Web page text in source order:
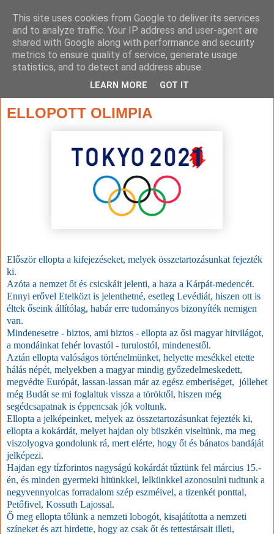
ELLOPOTT OLIMPIA
Először ellopta a kifejezéseket, melyek összetartozásunkat fejezték
ki.
Azóta a nemzet őt és csicskáit jelenti, a haza a Kárpát-medencét.
Ennyi erővel Etelközt is jelenthetné, esetleg Levédiát, hiszen ott is
éltek őseink állítólag, habár erre tudományos bizonyíték nemigen
van.
Mindenesetre - biztos, ami biztos - ellopta az ősi magyar hitvilágot,
a mondáinkat fehér lovastól - turulostól, mindenestől.
Aztán ellopta valóságos történelmünket, helyette mesékkel etette
hálás népét, melyekben a magyar mindig győzedelmeskedett,
megvédte Európát, lassan-lassan már az egész emberiséget, jóllehet
még Budát se mi foglaltuk vissza a töröktől, hiszen még
segédcsapatnak is éppencsak jók voltunk.
Ellopta a jelképeinket, melyek az összetartozásunkat fejezték ki,
ellopta a kokárdát, melyet hajdan oly büszkén viseltünk, ma meg
viszolyogva gondolunk rá, mert elérte, hogy őt és bánatos bandáját
jelképezi.
Hajdan egy tízforintos nagyságú kokárdát tűztünk fel március 15.-
én, és minden gyermeki hitünkkel, lelkünkkel azonosulni tudtunk a
negyvennyolcas forradalom szép eszméivel, a tizenkét ponttal,
Petőfivel, Kossuth Lajossal.
Ő meg ellopta tőlünk a nemzeti lobogót, kisajátította a nemzeti
színeket és azt hirdette, hogy az csak őt és tettestársait illeti,
This site uses cookies from Google to deliver its services
and to analyze traffic. Your IP address and user-agent are
shared with Google along with performance and security
metrics to ensure quality of service, generate usage
statistics, and to detect and address abuse.
LEARN MORE GOT IT